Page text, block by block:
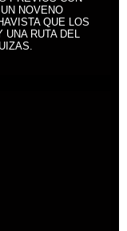
NOVENO
QUE LOS
UNA RUTA DEL